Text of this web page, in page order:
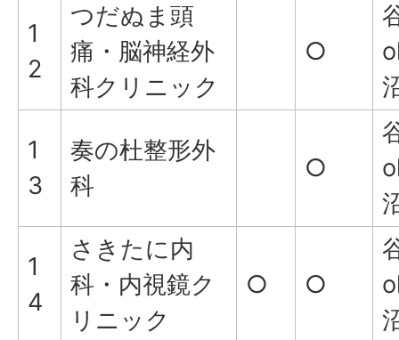
1
2
つだぬま頭
痛・脳神経外
科クリニック
○
1
3
奏の杜整形外
科
○
1
4
さきたに内
科・内視鏡ク
リニック
○ ○